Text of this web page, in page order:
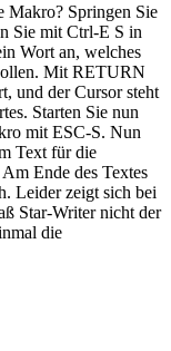
Makro? Springen Sie
Sie mit Ctrl-E S in
Wort an, welches
Mit RETURN
und der Cursor steht
Starten Sie nun
mit ESC-S. Nun
Text für die
Ende des Textes
Leider zeigt sich bei
Star-Writer nicht der
die